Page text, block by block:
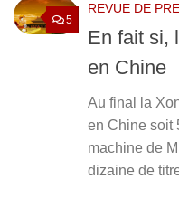
5
REVUE DE
En fait si,
en Chine
Au final la
en Chine soit
machine de
dizaine de